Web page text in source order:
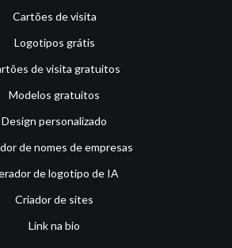
Cartões de visita
Logotipos grátis
de visita gratuitos
Modelos gratuitos
Design personalizado
de nomes de empresas
de logotipo de IA
Criador de sites
Link na bio